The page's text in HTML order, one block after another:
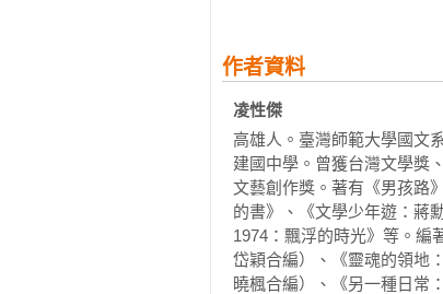
接連幾年，失去幾位至為珍
疊收攏，儲存在心裡最安全的
──〈那些有你的風景〉
該清理的事物總是要面對。
因而藏著永恆，但這很可能
感情的聚散，當下說沒有，
──〈清明之前〉
文學相對論二──歡迎來到人
人。」一路向生命的終極意
步一步走下去，並且當心腳下
為什麼說人生即遍路呢？
空海俗名佐伯真魚，七七
使入唐求法。空海胸懷大志
法脈。八○六年，空海在大
說以《大日經》、《金剛頂
作者資料
凌性傑
高雄人。臺灣師範大學國文
建國中學。曾獲台灣文學獎
文藝創作獎。著有《男孩路
的書》、《文學少年遊：蔣
1974：飄浮的時光》等。編
岱穎合編）、《靈魂的領地
曉楓合編）、《另一種日常